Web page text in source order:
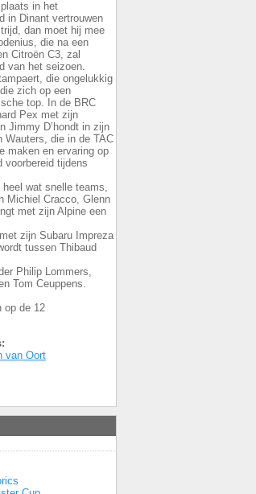
in het
in Dinant vertrouwen
dan moet hij mee
die na een
Citroën C3, zal
van het seizoen.
die ongelukkig
zich op een
top. In de BRC
Pex met zijn
Jimmy D’hondt in zijn
Wauters, die in de TAC
maken en ervaring op
voorbereid tijdens
wat snelle teams,
Michiel Cracco, Glenn
met zijn Alpine een
zijn Subaru Impreza
tussen Thibaud
Philip Lommers,
Tom Ceuppens.
op de 12
van Oort